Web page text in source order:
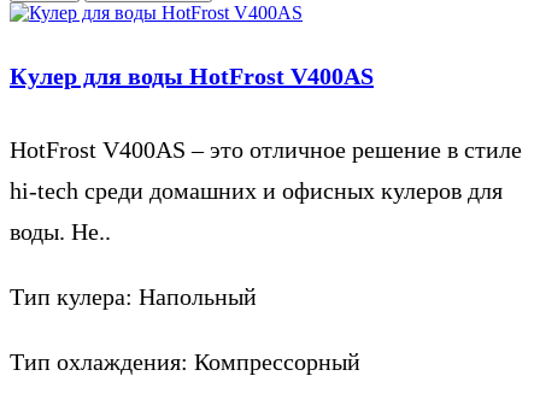
Кулер для воды HotFrost V400AS
HotFrost V400AS – это отличное решение в стиле
hi-tech среди домашних и офисных кулеров для
воды. Не..
Тип кулера: Напольный
Тип охлаждения: Компрессорный